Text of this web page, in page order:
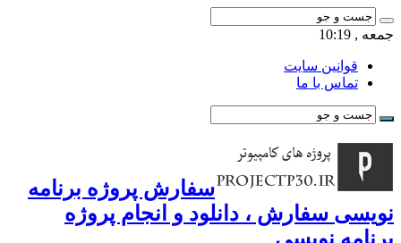
جمعه , 10:19
قوانین سایت
تماس با ما
سفارش پروژه برنامه
نویسی سفارش ، دانلود و انجام پروژه